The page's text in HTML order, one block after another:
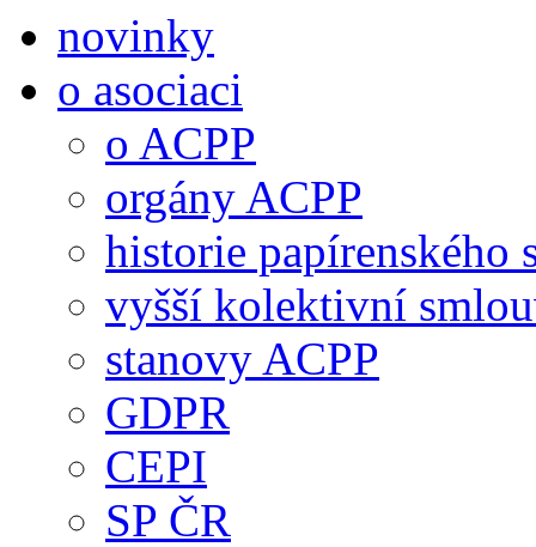
novinky
o asociaci
o ACPP
orgány ACPP
historie papírenského
vyšší kolektivní
stanovy ACPP
GDPR
CEPI
SP ČR